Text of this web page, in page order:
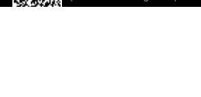
descargar la aplicación!